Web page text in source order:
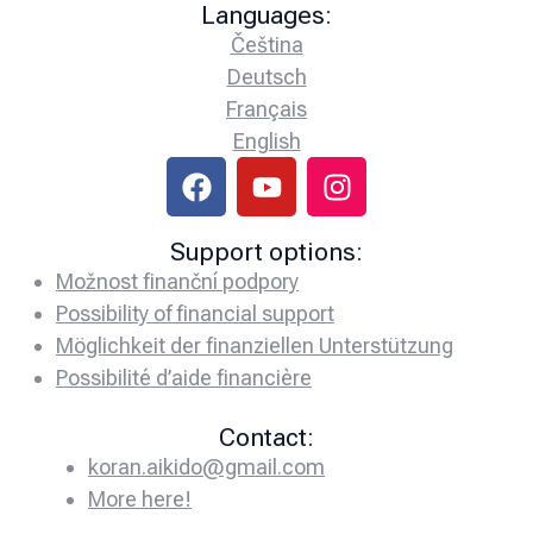
Languages:
Čeština
Deutsch
Français
English
Support options:
Možnost finanční podpory
Possibility of financial support
Möglichkeit der finanziellen Unterstützung
Possibilité d’aide financière
Contact:
koran.aikido@gmail.com
More here!